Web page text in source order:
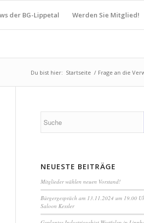
der BG-Lippetal Werden Sie Mitglied!
Du bist hier: Startseite / Frage an die
NEUESTE BEITRÄGE
Mitglieder wählen neuen Vorstand!
Bürgergespräch am 13.11.2024 um 19.00
Saloon Kessler